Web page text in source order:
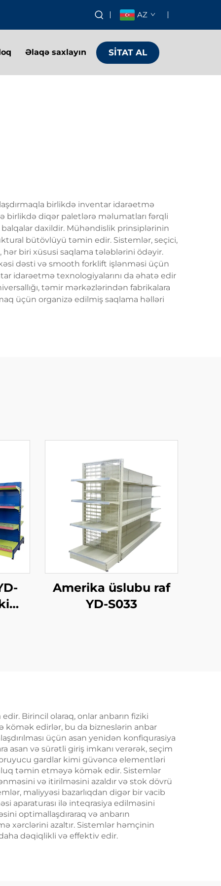
AZ
Əlaqə saxlayın SİTAT AL
birlikdə inventar idarəetmə
birlikdə diqər paletlərə məlumatları fərqli
daxildir. Mühəndislik prinsiplərinin
bütövlüyü təmin edir. Sistemlər, seçici,
hər biri xüsusi saqlama tələblərini ödəyir.
dəsti və smooth forklift işlənməsi üçün
idarəetmə texnologiyalarını da əhatə edir
təmir mərkəzlərindən fabrikalara
üçün organizə edilmiş saqlama həlləri
Amerika üslubu raf
YD-S033
Birincil olaraq, onlar anbarın fiziki
kömək edirlər, bu da bizneslərin anbar
üçün asan yenidən konfiqurasiya
asan və sürətli giriş imkanı verərək, seçim
gardlar kimi güvəncə elementləri
təmin etməyə kömək edir. Sistemlər
və itirilməsini azaldır və stok dövrü
maliyyəsi bazarlıqdan digər bir vacib
aparaturası ilə inteqrasiya edilməsini
optimallaşdıraraq və anbarın
xərclərini azaltır. Sistemlər həmçinin
dəqiqlikli və effektiv edir.